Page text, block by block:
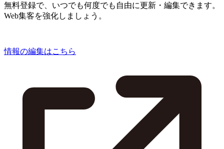
無料登録で、いつでも何度でも自由に更新・編集できます。
Web集客を強化しましょう。
情報の編集はこちら